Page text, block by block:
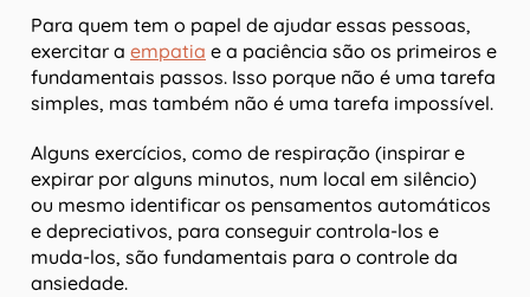
Para quem tem o papel de ajudar essas pessoas,
exercitar a empatia e a paciência são os primeiros e
fundamentais passos. Isso porque não é uma tarefa
simples, mas também não é uma tarefa impossível.
Alguns exercícios, como de respiração (inspirar e
expirar por alguns minutos, num local em silêncio)
ou mesmo identificar os pensamentos automáticos
e depreciativos, para conseguir controla-los e
muda-los, são fundamentais para o controle da
ansiedade.